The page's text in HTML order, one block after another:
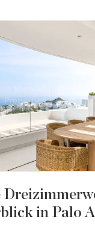
in Palo